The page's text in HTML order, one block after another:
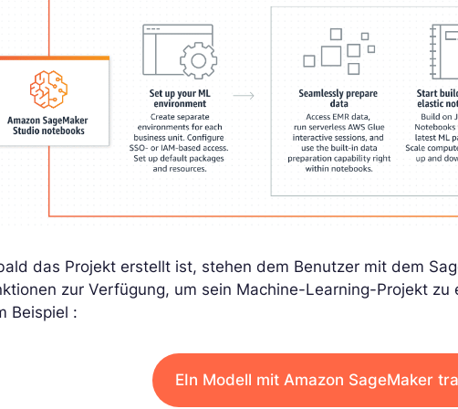
das Projekt erstellt ist, stehen dem Benutzer mit dem
zur Verfügung, um sein Machine-Learning-Projekt
Beispiel :
EIn Modell mit Amazon SageMaker